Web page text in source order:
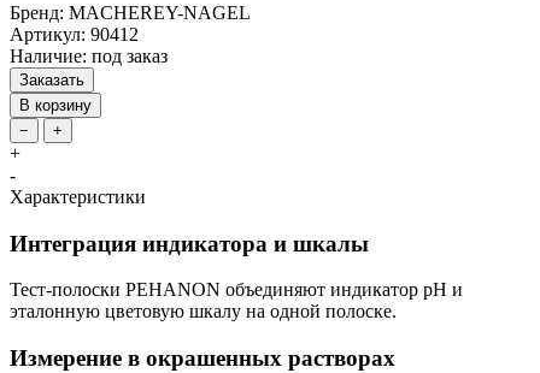
Бренд: MACHEREY-NAGEL
Артикул: 90412
Наличие: под заказ
Заказать
В корзину
−
+
+
-
Характеристики
Интеграция индикатора и шкалы
Тест-полоски PEHANON объединяют индикатор pH и
эталонную цветовую шкалу на одной полоске.
Измерение в окрашенных растворах